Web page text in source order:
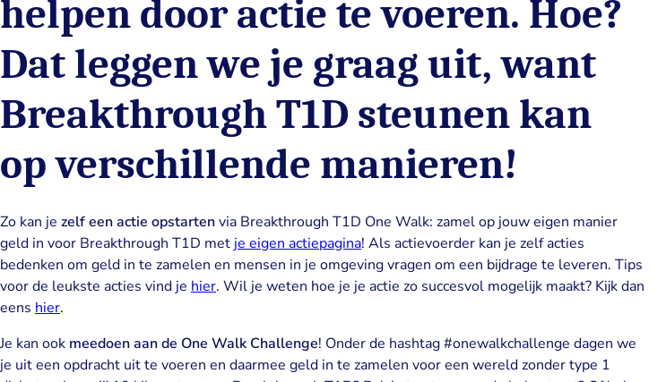
helpen door actie te voeren. Hoe?
Dat leggen we je graag uit, want
Breakthrough T1D steunen kan
op verschillende manieren!
Zo kan je zelf een actie opstartenvia Breakthrough T1D One Walk: zamel op jouw eigen manier
geld in voor Breakthrough T1D met je eigen actiepagina! Als actievoerder kan je zelf acties
bedenken om geld in te zamelen en mensen in je omgeving vragen om een bijdrage te leveren. Tips
voor de leukste acties vind je hier. Wil je weten hoe je je actie zo succesvol mogelijk maakt? Kijk dan
eens hier.
Je kan ook meedoen aan de One Walk Challenge! Onder de hashtag #onewalkchallenge dagen we
je uit een opdracht uit te voeren en daarmee geld in te zamelen voor een wereld zonder type 1